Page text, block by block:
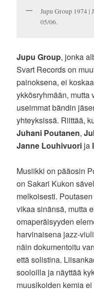
Jupu Group 1974 |
05/06.
Jupu Group, jonka
Svart Records on
painoksena, ei
ykkösryhmään, mutta
useimmat bändin
yhteyksissä. Riittää,
Juhani Poutanen,
Janne Louhivuori ja
Musiikki on pääosin
on Sakari Kukon
melkoisesti.
vikaa sinänsä, mutta
omaperäisyyden
harvinaisena jazz-
näin dokumentoitu
että solistina.
sooloilla ja näyttää
muusikoiden kemia